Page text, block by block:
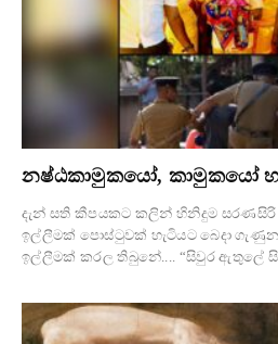
නෂ්ඨකාමුකයෝ, කාමුකයෝ
දැන් සති කීපයකට කලින් හිනිදුම
ඉල්ලීමක් පොස්ටුවක් හැටියට බෙදා
ඉල්ලීමක් කරල තිබුනේ.... “සිවුර ඇතුලේ